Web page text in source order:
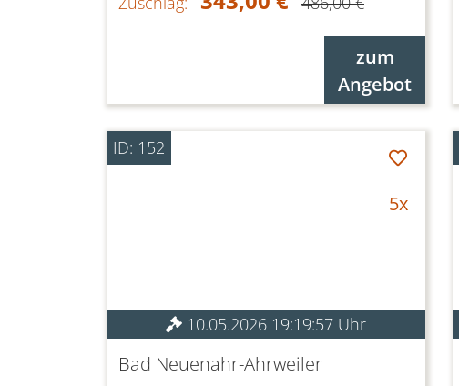
zum
Angebot
ID: 152
5x
10.05.2026 19:19:57 Uhr
Bad Neuenahr-Ahrweiler